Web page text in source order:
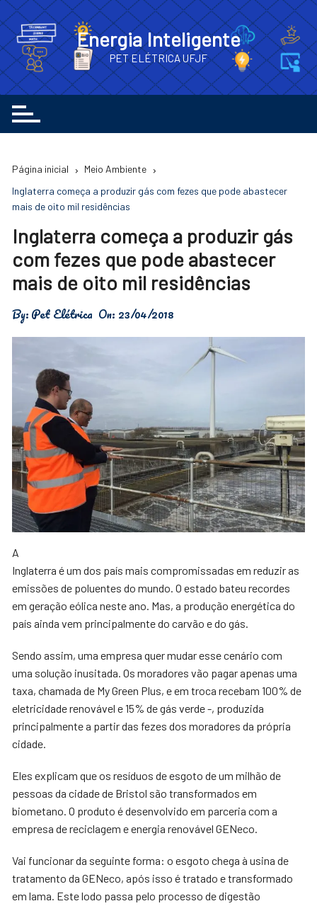
para
o
conteúdo
Energia Inteligente
PET ELÉTRICA UFJF
Página inicial
Meio Ambiente
Inglaterra começa a produzir gás com fezes que pode abastecer
mais de oito mil residências
Inglaterra começa a produzir gás
com fezes que pode abastecer
mais de oito mil residências
By:Pet Elétrica On: 23/04/2018
A
Inglaterra é um dos país mais compromissadas em reduzir as
emissões de poluentes do mundo. O estado bateu recordes
em geração eólica neste ano. Mas, a produção energética do
país ainda vem principalmente do carvão e do gás.
Sendo assim, uma empresa quer mudar esse cenário com
uma solução inusitada. Os moradores vão pagar apenas uma
taxa, chamada de My Green Plus, e em troca recebam 100% de
eletricidade renovável e 15% de gás verde -, produzida
principalmente a partir das fezes dos moradores da própria
cidade.
Eles explicam que os resíduos de esgoto de um milhão de
pessoas da cidade de Bristol são transformados em
biometano. O produto é desenvolvido em parceria com a
empresa de reciclagem e energia renovável GENeco.
Vai funcionar da seguinte forma: o esgoto chega à usina de
tratamento da GENeco, após isso é tratado e transformado
em lama. Este lodo passa pelo processo de digestão